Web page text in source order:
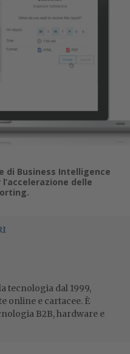
di Business Intelligence
delle
tecnologia dal 1999,
online e cartacee. È
B2B, hardware e